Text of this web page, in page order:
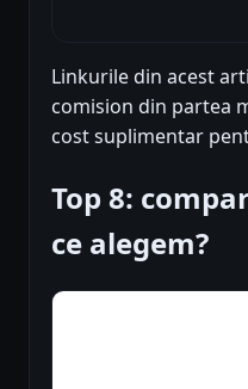
Linkurile din acest
comision din partea
cost suplimentar
Top 8:
ce alegem?